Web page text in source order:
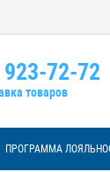
72-72
товаров
ПРОГРАММА